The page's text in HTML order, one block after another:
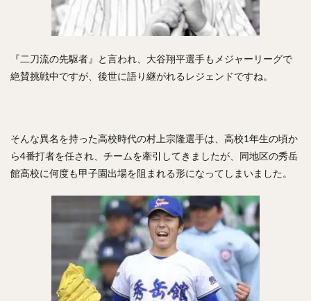
『二刀流の先駆者』と言われ、大谷翔平選手もメジャーリーグで
絶賛挑戦中ですが、後世に語り継がれるレジェンドですね。
そんな異名を持った高校時代の村上宗隆選手は、高校1年生の頃か
ら4番打者を任され、チームを牽引してきましたが、同地区の秀岳
館高校に何度も甲子園出場を阻まれる形になってしまいました。